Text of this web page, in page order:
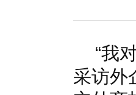
“我
采访外